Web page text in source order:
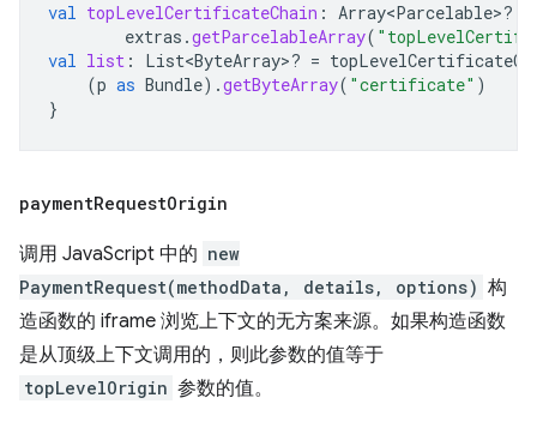
val topLevelCertificateChain : Array<Parcelable>?
extras .getParcelableArray(
val list : List<ByteArray>? =
(p as Bundle).getByteArray( "certificate" )
}
paymentRequestOrigin
调用 JavaScript 中的 new
PaymentRequest(methodData, details, options) 构
造函数的 iframe 浏览上下文的无方案来源。如果构造函数
是从顶级上下文调用的，则此参数的值等于
topLevelOrigin 参数的值。